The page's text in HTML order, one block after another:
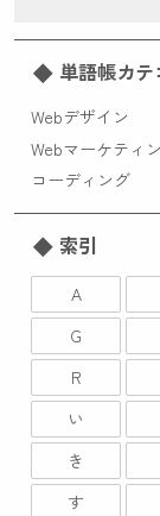
単語帳カテ
Webデザイン
Webマーケティ
コーディング
索引
A
G
R
い
き
す